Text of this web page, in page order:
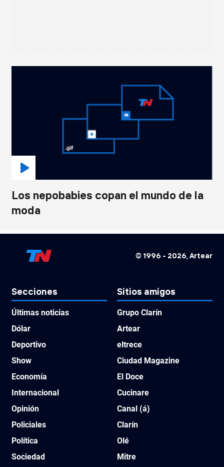
Los nepobabies copan el mundo de la
moda
© 1996 - 2026 , Artear
Secciones
Últimas noticias
Dólar
Deportivo
Show
Economía
Internacional
Opinión
Policiales
Política
Sociedad
Sitios amigos
Grupo Clarín
Artear
eltrece
Ciudad Magazine
El Doce
Cucinare
Canal (á)
Clarín
Olé
Mitre